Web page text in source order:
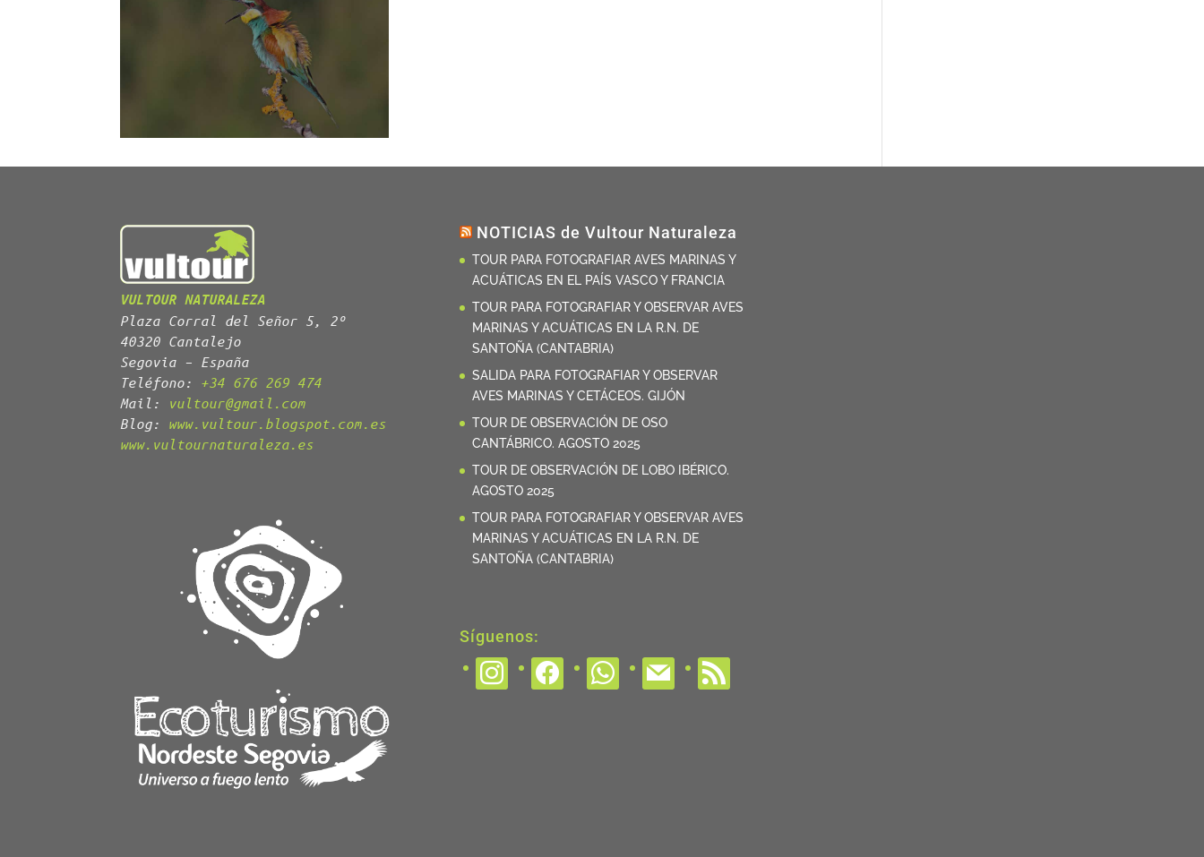
VULTOUR NATURALEZA
Plaza Corral del Señor 5, 2º
40320 Cantalejo
Segovia – España
Teléfono: +34 676 269 474
Mail: vultour@gmail.com
Blog: www.vultour.blogspot.com.es
www.vultournaturaleza.es
NOTICIAS de Vultour Naturaleza
TOUR PARA FOTOGRAFIAR AVES MARINAS Y
ACUÁTICAS EN EL PAÍS VASCO Y FRANCIA
TOUR PARA FOTOGRAFIAR Y OBSERVAR AVES
MARINAS Y ACUÁTICAS EN LA R.N. DE
SANTOÑA (CANTABRIA)
SALIDA PARA FOTOGRAFIAR Y OBSERVAR
AVES MARINAS Y CETÁCEOS. GIJÓN
TOUR DE OBSERVACIÓN DE OSO
CANTÁBRICO. AGOSTO 2025
TOUR DE OBSERVACIÓN DE LOBO IBÉRICO.
AGOSTO 2025
TOUR PARA FOTOGRAFIAR Y OBSERVAR AVES
MARINAS Y ACUÁTICAS EN LA R.N. DE
SANTOÑA (CANTABRIA)
Síguenos:
instagram facebook whatsapp mail rss